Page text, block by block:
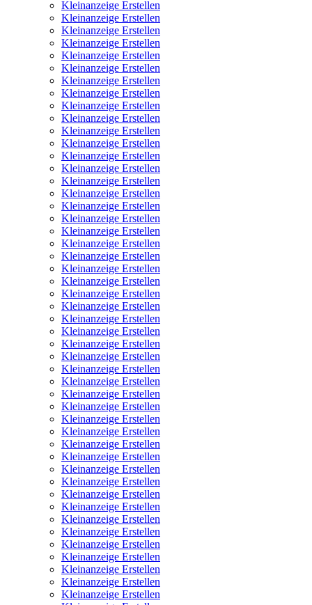
Kleinanzeige Erstellen
Kleinanzeige Erstellen
Kleinanzeige Erstellen
Kleinanzeige Erstellen
Kleinanzeige Erstellen
Kleinanzeige Erstellen
Kleinanzeige Erstellen
Kleinanzeige Erstellen
Kleinanzeige Erstellen
Kleinanzeige Erstellen
Kleinanzeige Erstellen
Kleinanzeige Erstellen
Kleinanzeige Erstellen
Kleinanzeige Erstellen
Kleinanzeige Erstellen
Kleinanzeige Erstellen
Kleinanzeige Erstellen
Kleinanzeige Erstellen
Kleinanzeige Erstellen
Kleinanzeige Erstellen
Kleinanzeige Erstellen
Kleinanzeige Erstellen
Kleinanzeige Erstellen
Kleinanzeige Erstellen
Kleinanzeige Erstellen
Kleinanzeige Erstellen
Kleinanzeige Erstellen
Kleinanzeige Erstellen
Kleinanzeige Erstellen
Kleinanzeige Erstellen
Kleinanzeige Erstellen
Kleinanzeige Erstellen
Kleinanzeige Erstellen
Kleinanzeige Erstellen
Kleinanzeige Erstellen
Kleinanzeige Erstellen
Kleinanzeige Erstellen
Kleinanzeige Erstellen
Kleinanzeige Erstellen
Kleinanzeige Erstellen
Kleinanzeige Erstellen
Kleinanzeige Erstellen
Kleinanzeige Erstellen
Kleinanzeige Erstellen
Kleinanzeige Erstellen
Kleinanzeige Erstellen
Kleinanzeige Erstellen
Kleinanzeige Erstellen